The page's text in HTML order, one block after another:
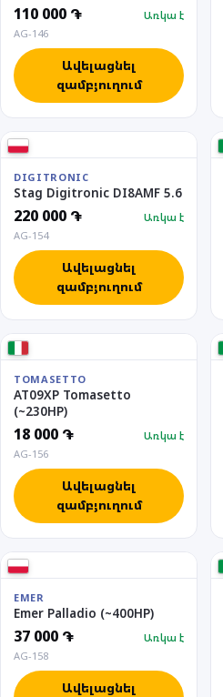
110 000 ֏
Առկա է
AG-146
Ավելացնել
զամբյուղում
DIGITRONIC
Stag Digitronic DI8AMF 5.6
220 000 ֏
Առկա է
AG-154
Ավելացնել
զամբյուղում
TOMASETTO
AT09XP Tomasetto
(~230HP)
18 000 ֏
Առկա է
AG-156
Ավելացնել
զամբյուղում
EMER
Emer Palladio (~400HP)
37 000 ֏
Առկա է
AG-158
Ավելացնել